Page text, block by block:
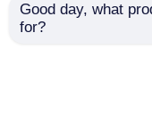
Good day, what
for?